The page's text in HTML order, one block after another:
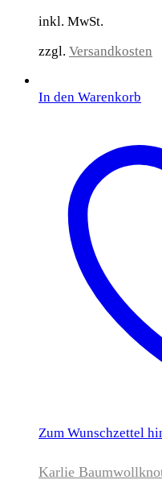
inkl. MwSt.
zzgl. Versandkosten
In den Warenkorb
Zum Wunschzettel
Karlie